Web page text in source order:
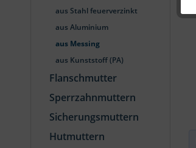
aus Stahl feuerverzinkt
aus Aluminium
aus Messing
aus Kunststoff (PA)
Flanschmutter
Sperrzahnmuttern
Sicherungsmuttern
Hutmuttern